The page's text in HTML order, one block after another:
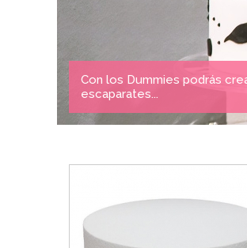
Con los Dummies podrás
escaparates...